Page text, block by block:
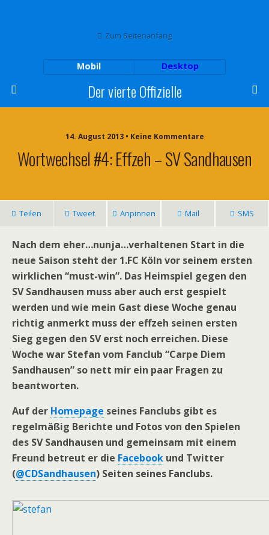
Zum Seitenanfang
Mobil Desktop
Der vierte Offizielle
14. August 2013 • Keine Kommentare
Wortwechsel #4: Effzeh – SV Sandhausen
Teilen Tweet Anpinnen Mail SMS
Nach dem eher…nunja…verhaltenen Start in die
neue Saison steht der 1.FC Köln vor seinem ersten
wirklichen “must-win”. Das Heimspiel gegen den
SV Sandhausen muss aber auch erst gespielt
werden und wie mein Gast diese Woche genau
richtig anmerkt muss der effzeh seinen ersten
Sieg gegen den SV erst noch erreichen. Diese
Woche war Stefan vom Fanclub “Carpe Diem
Sandhausen” so nett mir ein paar Fragen zu
beantworten.
Auf der Homepage seines Fanclubs gibt es
regelmäßig Berichte und Fotos von den Spielen
des SV Sandhausen und gemeinsam mit einem
Freund betreut er die Facebook und Twitter
(@CDSandhausen) Seiten seines Fanclubs.